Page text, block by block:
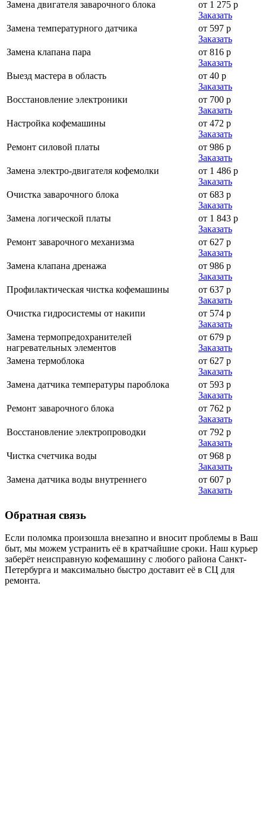
Замена двигателя заварочного блока
от 1 275 р
Заказать
Замена температурного датчика
от 597 р
Заказать
Замена клапана пара
от 816 р
Заказать
Выезд мастера в область
от 40 р
Заказать
Восстановление электроники
от 700 р
Заказать
Настройка кофемашины
от 472 р
Заказать
Ремонт силовой платы
от 986 р
Заказать
Замена электро-двигателя кофемолки
от 1 486 р
Заказать
Очистка заварочного блока
от 683 р
Заказать
Замена логической платы
от 1 843 р
Заказать
Ремонт заварочного механизма
от 627 р
Заказать
Замена клапана дренажа
от 986 р
Заказать
Профилактическая чистка кофемашины
от 637 р
Заказать
Очистка гидросистемы от накипи
от 574 р
Заказать
Замена термопредохранителей
нагревательных элементов
от 679 р
Заказать
Замена термоблока
от 627 р
Заказать
Замена датчика температуры пароблока
от 593 р
Заказать
Ремонт заварочного блока
от 762 р
Заказать
Восстановление электропроводки
от 792 р
Заказать
Чистка счетчика воды
от 968 р
Заказать
Замена датчика воды внутреннего
от 607 р
Заказать
Обратная связь
Если поломка произошла внезапно и вносит проблемы в Ваш
быт, мы можем устранить её в кратчайшие сроки. Наш курьер
заберёт неисправную кофемашину с любого района Санкт-
Петербурга и максимально быстро доставит её в СЦ для
ремонта.